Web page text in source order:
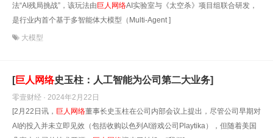
法“AI残局挑战”，该玩法由巨人网络AI实验室与《太空杀》项目组联合研发，
是行业内首个基于多智能体大模型（Multi-Agent ]
大模型
[巨人网络史玉柱：人工智能为公司第二大业务]
零壹财经 · 2024年2月22日
[2月22日讯， 巨人网络董事长史玉柱在公司内部会议上提出，尽管公司早期对
AI的投入并未立即见效（包括收购以色列AI游戏公司Playtika），但随着美国